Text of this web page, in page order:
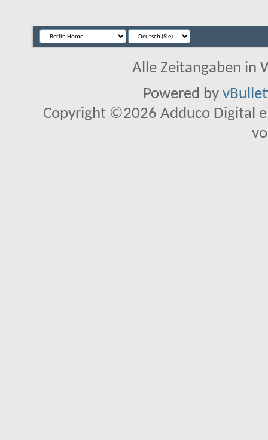
Alle Zeitangaben in
Powered by
Copyright ©2026 Adduco Digital